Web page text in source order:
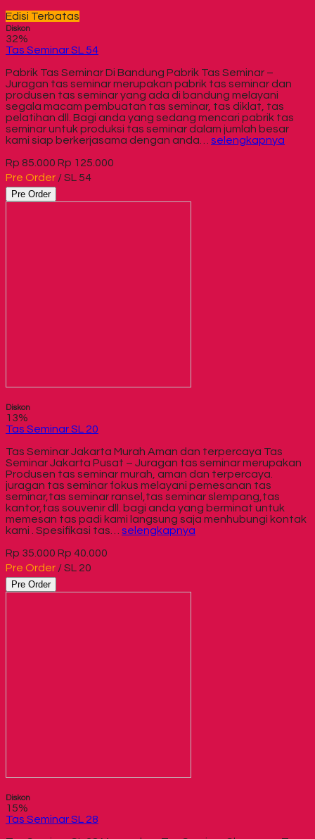
Edisi Terbatas
Diskon
32%
Tas Seminar SL 54
Pabrik Tas Seminar Di Bandung Pabrik Tas Seminar –
Juragan tas seminar merupakan pabrik tas seminar dan
produsen tas seminar yang ada di bandung melayani
segala macam pembuatan tas seminar, tas diklat, tas
pelatihan dll. Bagi anda yang sedang mencari pabrik tas
seminar untuk produksi tas seminar dalam jumlah besar
kami siap berkerjasama dengan anda… selengkapnya
Rp 85.000 Rp 125.000
Pre Order / SL 54
Pre Order
Diskon
13%
Tas Seminar SL 20
Tas Seminar Jakarta Murah Aman dan terpercaya Tas
Seminar Jakarta Pusat – Juragan tas seminar merupakan
Produsen tas seminar murah, aman dan terpercaya.
juragan tas seminar fokus melayani pemesanan tas
seminar,tas seminar ransel,tas seminar slempang,tas
kantor,tas souvenir dll. bagi anda yang berminat untuk
memesan tas padi kami langsung saja menhubungi kontak
kami . Spesifikasi tas… selengkapnya
Rp 35.000 Rp 40.000
Pre Order / SL 20
Pre Order
Diskon
15%
Tas Seminar SL 28